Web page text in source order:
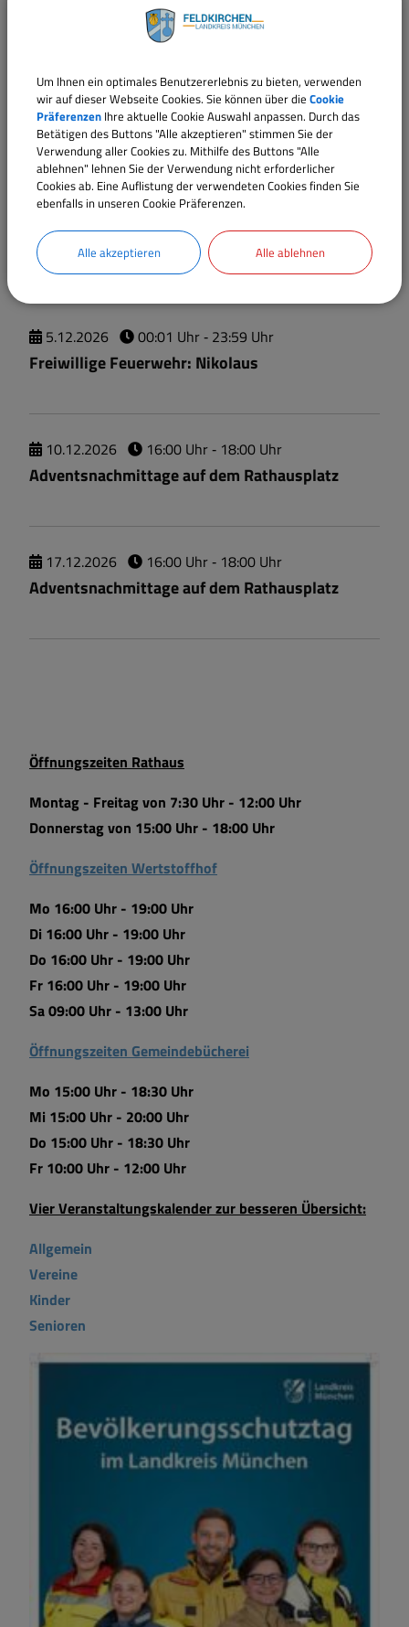
Öffnungszeiten Rathaus
Montag - Freitag von 7:30 Uhr - 12:00 Uhr
Donnerstag von 15:00 Uhr - 18:00 Uhr
Öffnungszeiten Wertstoffhof
Mo 16:00 Uhr - 19:00 Uhr
Di 16:00 Uhr - 19:00 Uhr
Do 16:00 Uhr - 19:00 Uhr
Fr 16:00 Uhr - 19:00 Uhr
Sa 09:00 Uhr - 13:00 Uhr
Öffnungszeiten Gemeindebücherei
Mo 15:00 Uhr - 18:30 Uhr
Mi 15:00 Uhr - 20:00 Uhr
Do 15:00 Uhr - 18:30 Uhr
Fr 10:00 Uhr - 12:00 Uhr
Vier Veranstaltungskalender zur besseren Übersicht:
Allgemein
Vereine
Kinder
Senioren
Großer Sitzungssaal im Rathaus
21.11.2026 20:00 Uhr‐ 02:00 Uhr
Burschenverein: Beachtparty
Adventsnachmittage auf dem Rathausplatz
5.12.2026 00:01 Uhr‐ 23:59 Uhr
Freiwillige Feuerwehr: Nikolaus
10.12.2026 16:00 Uhr‐ 18:00 Uhr
Adventsnachmittage auf dem Rathausplatz
17.12.2026 16:00 Uhr‐ 18:00 Uhr
Adventsnachmittage auf dem Rathausplatz
Um Ihnen ein optimales Benutzererlebnis zu bieten, verwenden
wir auf dieser Webseite Cookies. Sie können über die Cookie
Präferenzen Ihre aktuelle Cookie Auswahl anpassen. Durch das
Betätigen des Buttons "Alle akzeptieren" stimmen Sie der
Verwendung aller Cookies zu. Mithilfe des Buttons "Alle
ablehnen" lehnen Sie der Verwendung nicht erforderlicher
Cookies ab. Eine Auflistung der verwendeten Cookies finden Sie
ebenfalls in unseren Cookie Präferenzen.
Alle akzeptieren Alle ablehnen